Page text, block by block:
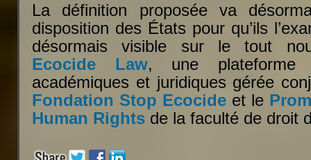
La définition proposée va
disposition des États pour qu’ils
désormais visible sur le tout
Ecocide Law, une plateforme
académiques et juridiques gérée
Fondation Stop Ecocideet le
Human Rights de la faculté de droit